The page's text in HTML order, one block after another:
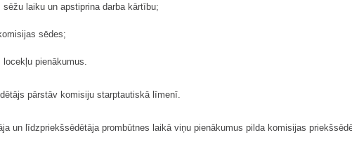
laiku un apstiprina darba kārtību;
sēdes;
pienākumus.
pārstāv komisiju starptautiskā līmenī.
un līdzpriekšsēdētāja prombūtnes laikā viņu pienākumus pilda komisijas